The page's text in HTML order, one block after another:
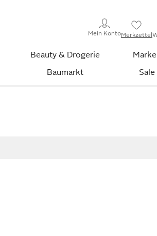
Mein KontoMerkzettel
Beauty & Drogerie
Baumarkt Sale